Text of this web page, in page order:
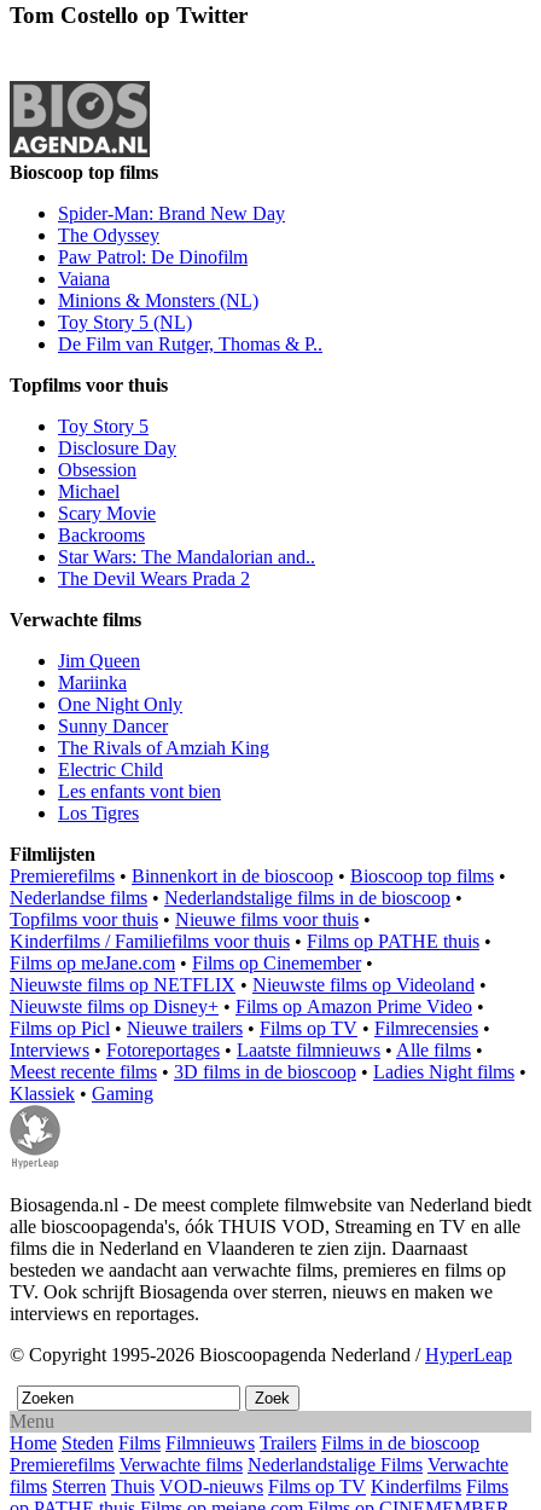
Tom Costello op Twitter
Bioscoop top films
Spider-Man: Brand New Day
The Odyssey
Paw Patrol: De Dinofilm
Vaiana
Minions & Monsters (NL)
Toy Story 5 (NL)
De Film van Rutger, Thomas & P..
Topfilms voor thuis
Toy Story 5
Disclosure Day
Obsession
Michael
Scary Movie
Backrooms
Star Wars: The Mandalorian and..
The Devil Wears Prada 2
Verwachte films
Jim Queen
Mariinka
One Night Only
Sunny Dancer
The Rivals of Amziah King
Electric Child
Les enfants vont bien
Los Tigres
Filmlijsten
Premierefilms • Binnenkort in de bioscoop • Bioscoop top films •
Nederlandse films • Nederlandstalige films in de bioscoop •
Topfilms voor thuis • Nieuwe films voor thuis •
Kinderfilms / Familiefilms voor thuis • Films op PATHE thuis •
Films op meJane.com • Films op Cinemember•
Nieuwste films op NETFLIX • Nieuwste films op Videoland •
Nieuwste films op Disney+ • Films op Amazon Prime Video •
Films op Picl • Nieuwe trailers • Films op TV • Filmrecensies •
Interviews • Fotoreportages • Laatste filmnieuws • Alle films •
Meest recente films • 3D films in de bioscoop • Ladies Night films •
Klassiek • Gaming
Biosagenda.nl - De meest complete filmwebsite van Nederland biedt
alle bioscoopagenda's, óók THUIS VOD, Streaming en TV en alle
films die in Nederland en Vlaanderen te zien zijn. Daarnaast
besteden we aandacht aan verwachte films, premieres en films op
TV. Ook schrijft Biosagenda over sterren, nieuws en maken we
interviews en reportages.
© Copyright 1995-2026 Bioscoopagenda Nederland /HyperLeap
Menu
Home Steden Films Filmnieuws Trailers Films in de bioscoop
Premierefilms Verwachte films Nederlandstalige Films Verwachte
films Sterren Thuis VOD-nieuws Films op TV Kinderfilms Films